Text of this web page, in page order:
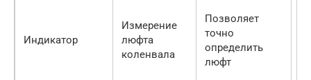
Индикатор
Измерение
люфта
коленвала
Позволяет
точно
определить
люфт